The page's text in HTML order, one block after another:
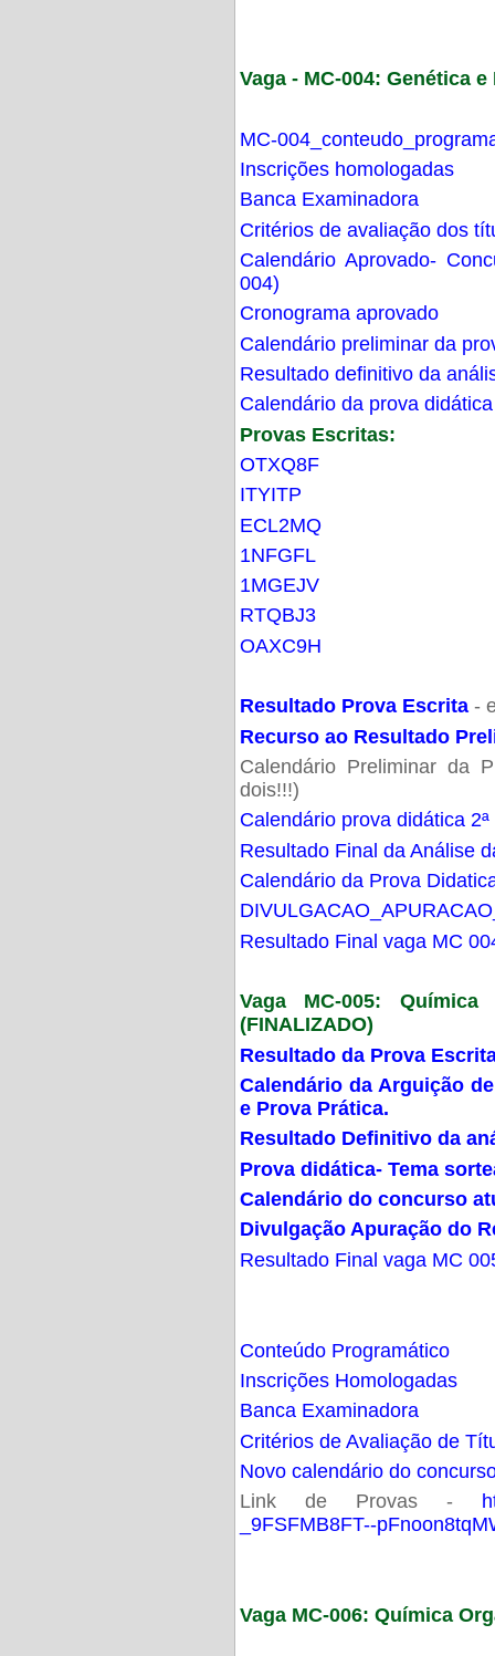
Vaga - MC-004: Genética
MC-
Inscrições homologadas
Banca Examinadora
Critérios de avaliação dos
Calendário Aprovado-
004)
Cronograma aprovado
Calendário preliminar da
Resultado definitivo da
Calendário da prova didática
Provas Escritas:
OTXQ8F
ITYITP
ECL2MQ
1NFGFL
1MGEJV
RTQBJ3
OAXC9H
Resultado Prova Escrita -
Recurso ao Resultado
Calendário Preliminar da
dois!!!)
Calendário prova didática
Resultado Final da Análise
Calendário da Prova
Resultado Final vaga MC
Vaga MC-005:
(FINALIZADO)
Resultado da Prova
Calendário da Arguição
e Prova Prática.
Resultado Definitivo da
Prova didática- Tema
Calendário do concurso
Divulgação Apuração do
Resultado Final vaga MC
Conteúdo Programático
Inscrições Homologadas
Banca Examinadora
Critérios de Avaliação de
Novo calendário do
Link de Provas -
_9FSFMB8FT--
Vaga MC-006: Química